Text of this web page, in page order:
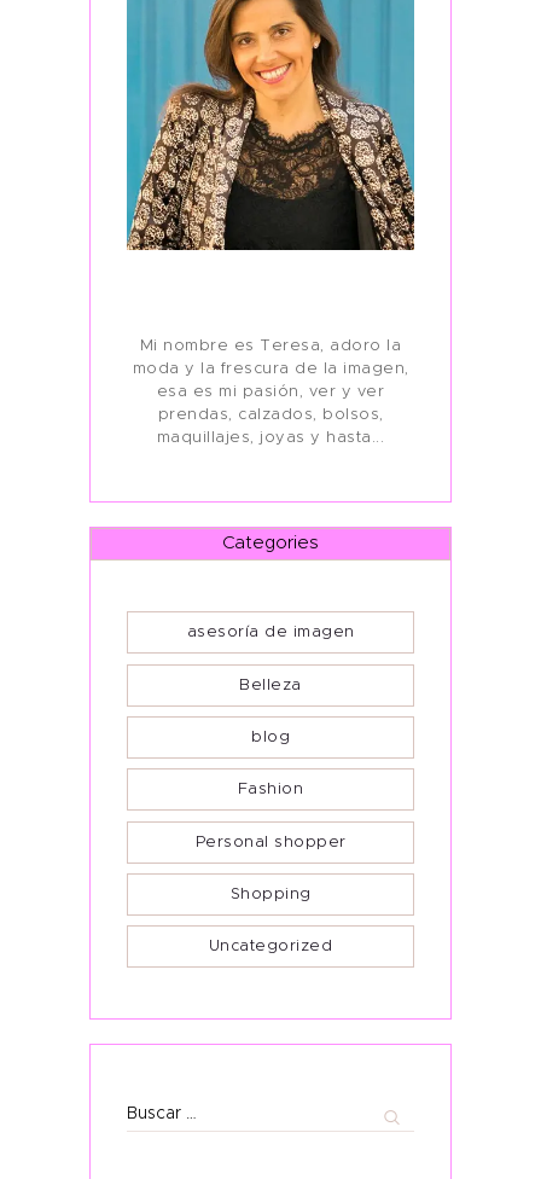
Mi nombre es Teresa, adoro la
moda y la frescura de la imagen,
esa es mi pasión, ver y ver
prendas, calzados, bolsos,
maquillajes, joyas y hasta...
Categories
asesoría de imagen
Belleza
blog
Fashion
Personal shopper
Shopping
Uncategorized
Buscar: